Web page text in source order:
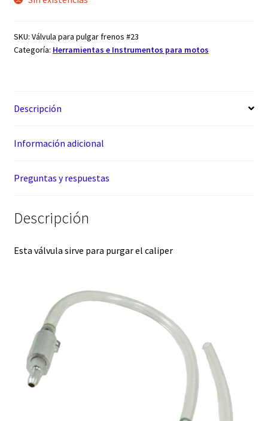
SKU: Válvula para pulgar frenos #23
Categoría: Herramientas e Instrumentos para motos
Descripción
Información adicional
Preguntas y respuestas
Descripción
Esta válvula sirve para purgar el caliper